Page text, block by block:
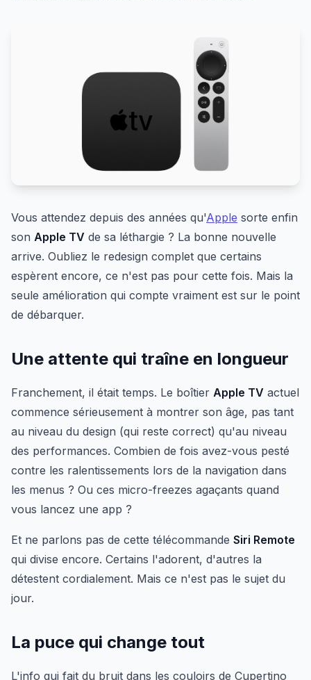
Vous attendez depuis des années qu'Apple sorte enfin
son Apple TV de sa léthargie ? La bonne nouvelle
arrive. Oubliez le redesign complet que certains
espèrent encore, ce n'est pas pour cette fois. Mais la
seule amélioration qui compte vraiment est sur le point
de débarquer.
Une attente qui traîne en longueur
Franchement, il était temps. Le boîtier Apple TV actuel
commence sérieusement à montrer son âge, pas tant
au niveau du design (qui reste correct) qu'au niveau
des performances. Combien de fois avez-vous pesté
contre les ralentissements lors de la navigation dans
les menus ? Ou ces micro-freezes agaçants quand
vous lancez une app ?
Et ne parlons pas de cette télécommande Siri Remote
qui divise encore. Certains l'adorent, d'autres la
détestent cordialement. Mais ce n'est pas le sujet du
jour.
La puce qui change tout
L'info qui fait du bruit dans les couloirs de Cupertino